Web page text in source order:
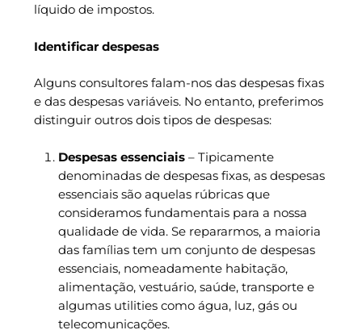
líquido de impostos.
Identificar despesas
Alguns consultores falam-nos das despesas fixas
e das despesas variáveis. No entanto, preferimos
distinguir outros dois tipos de despesas:
Despesas essenciais– Tipicamente
denominadas de despesas fixas, as despesas
essenciais são aquelas rúbricas que
consideramos fundamentais para a nossa
qualidade de vida. Se repararmos, a maioria
das famílias tem um conjunto de despesas
essenciais, nomeadamente habitação,
alimentação, vestuário, saúde, transporte e
algumas utilities como água, luz, gás ou
telecomunicações.